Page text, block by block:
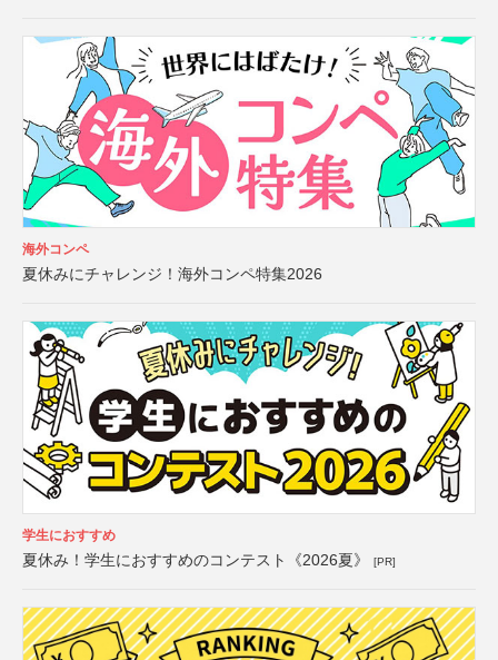
海外コンペ
夏休みにチャレンジ！海外コンペ特集2026
学生におすすめ
夏休み！学生におすすめのコンテスト《2026夏》 [PR]